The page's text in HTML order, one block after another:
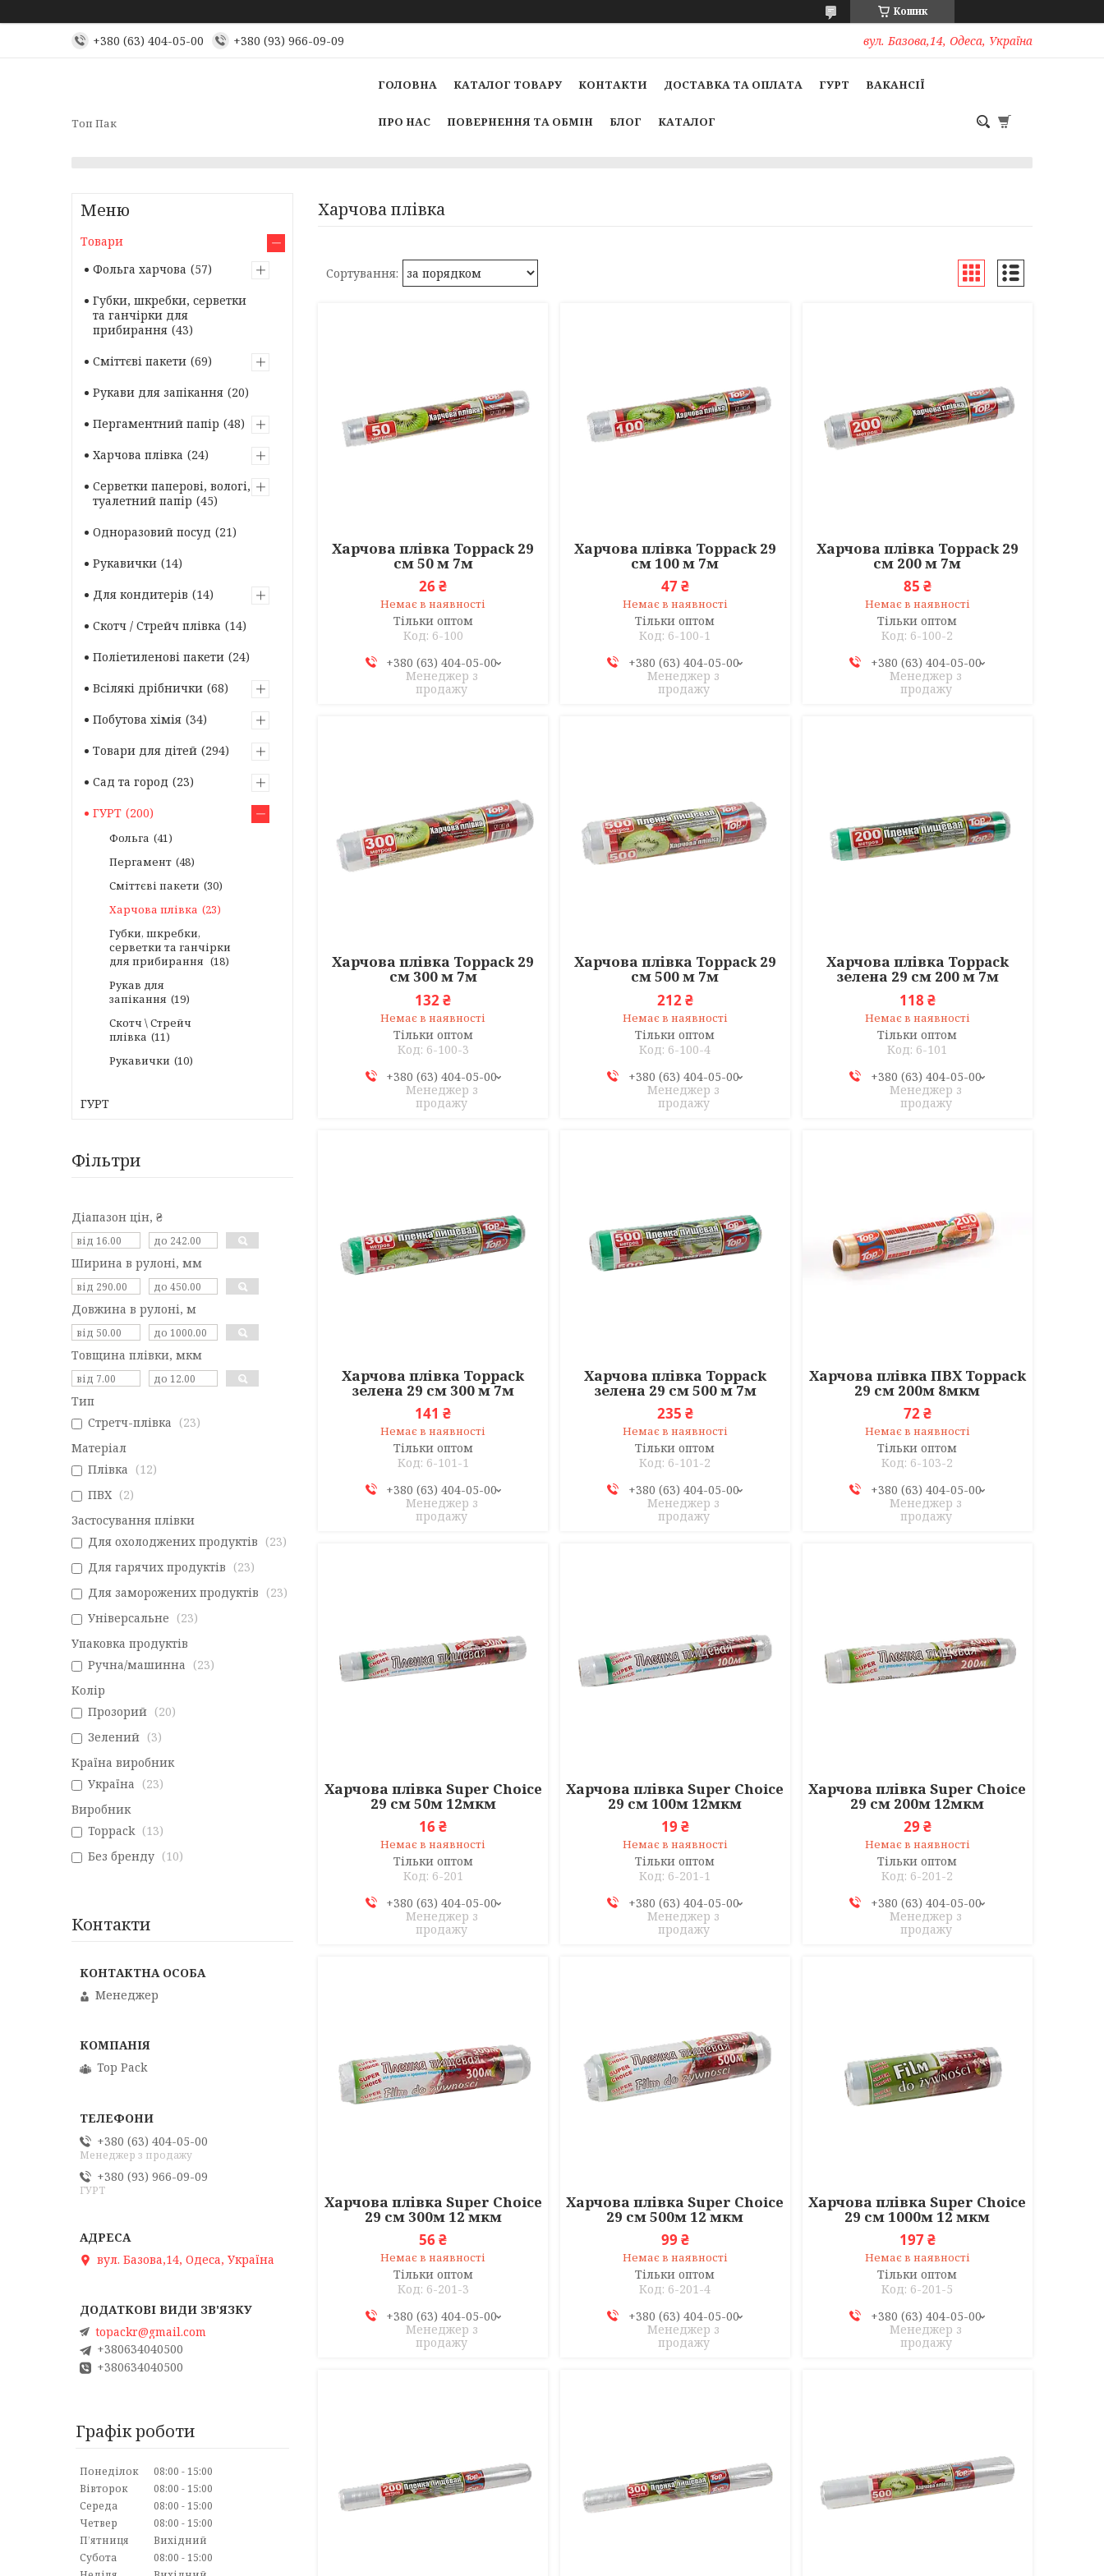
Кошик
+380 (63) 404-05-00 +380 (93) 966-09-09 вул. Базова,14, Одеса, Україна
Топ Пак
ГОЛОВНА КАТАЛОГ ТОВАРУ КОНТАКТИ ДОСТАВКА ТА ОПЛАТА ГУРТ ВАКАНСІЇ
ПРО НАС ПОВЕРНЕННЯ ТА ОБМІН БЛОГ КАТАЛОГ
Харчова плівка
Харчова плівка Toppack 29
см 50 м 7м
26 ₴
Немає в наявності
Тільки оптом
6-100
+380 (63) 404-05-00
Менеджер з
продажу
Харчова плівка Toppack 29
см 100 м 7м
47 ₴
Немає в наявності
Тільки оптом
6-100-1
+380 (63) 404-05-00
Менеджер з
продажу
Харчова плівка Toppack 29
см 200 м 7м
85 ₴
Немає в наявності
Тільки оптом
6-100-2
+380 (63) 404-05-00
Менеджер з
продажу
Харчова плівка Toppack 29
см 300 м 7м
132 ₴
Немає в наявності
Тільки оптом
6-100-3
+380 (63) 404-05-00
Менеджер з
продажу
Харчова плівка Toppack 29
см 500 м 7м
212 ₴
Немає в наявності
Тільки оптом
6-100-4
+380 (63) 404-05-00
Менеджер з
продажу
Харчова плівка Toppack
зелена 29 см 200 м 7м
118 ₴
Немає в наявності
Тільки оптом
6-101
+380 (63) 404-05-00
Менеджер з
продажу
Харчова плівка Toppack
зелена 29 см 300 м 7м
141 ₴
Немає в наявності
Тільки оптом
6-101-1
+380 (63) 404-05-00
Менеджер з
продажу
Харчова плівка Toppack
зелена 29 см 500 м 7м
235 ₴
Немає в наявності
Тільки оптом
6-101-2
+380 (63) 404-05-00
Менеджер з
продажу
Харчова плівка ПВХ Toppack
29 см 200м 8мкм
72 ₴
Немає в наявності
Тільки оптом
6-103-2
+380 (63) 404-05-00
Менеджер з
продажу
Харчова плівка Super Choice
29 см 50м 12мкм
16 ₴
Немає в наявності
Тільки оптом
6-201
+380 (63) 404-05-00
Менеджер з
продажу
Харчова плівка Super Choice
29 см 100м 12мкм
19 ₴
Немає в наявності
Тільки оптом
6-201-1
+380 (63) 404-05-00
Менеджер з
продажу
Харчова плівка Super Choice
29 см 200м 12мкм
29 ₴
Немає в наявності
Тільки оптом
6-201-2
+380 (63) 404-05-00
Менеджер з
продажу
Харчова плівка Super Choice
29 см 300м 12 мкм
56 ₴
Немає в наявності
Тільки оптом
6-201-3
+380 (63) 404-05-00
Менеджер з
продажу
Харчова плівка Super Choice
29 см 500м 12 мкм
99 ₴
Немає в наявності
Тільки оптом
6-201-4
+380 (63) 404-05-00
Менеджер з
продажу
Харчова плівка Super Choice
29 см 1000м 12 мкм
197 ₴
Немає в наявності
Тільки оптом
6-201-5
+380 (63) 404-05-00
Менеджер з
продажу
Товари
Фольга харчова
57
Губки, шкребки, серветки
та ганчірки для
прибирання 43
Сміттєві пакети 69
Рукави для запікання 20
Пергаментний папір 48
Харчова плівка
24
Серветки паперові, вологі,
туалетний папір 45
Одноразовий посуд
21
Рукавички 14
Для кондитерів
14
Скотч / Стрейч плівка
14
Поліетиленові пакети 24
Всілякі дрібнички 68
Побутова хімія 34
Товари для дітей 294
Сад та город
23
ГУРТ 200
Фольга 41
Пергамент 48
Сміттєві пакети 30
Харчова плівка
23
Губки, шкребки,
серветки та ганчірки
для прибирання
18
Рукав для
запікання 19
Скотч \ Стрейч
плівка 11
Рукавички 10
ГУРТ
Фільтри
Діапазон цін, ₴
Ширина в рулоні, мм
Довжина в рулоні, м
Товщина плівки, мкм
Тип
Стретч-плівка
23
Матеріал
Плівка
12
ПВХ
2
Застосування плівки
Для охолоджених продуктів
23
Для гарячих продуктів
23
Для заморожених продуктів
23
Універсальне
23
Упаковка продуктів
Ручна/машинна
23
Колір
Прозорий
20
Зелений
3
Країна виробник
Україна
23
Виробник
Toppack
13
Без бренду
10
Контакти
Менеджер
Top Pack
+380 (63) 404-05-00
Менеджер з продажу
+380 (93) 966-09-09
ГУРТ
вул. Базова,14, Одеса, Україна
topackr@gmail.com
+380634040500
+380634040500
Графік роботи
Понеділок 08:00
15:00
Вівторок
08:00
15:00
Середа
08:00
15:00
Четвер
08:00
15:00
Пʼятниця
Вихідний
Субота
08:00
15:00